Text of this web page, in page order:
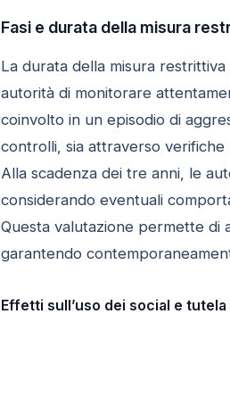
Fasi e durata della misura
La durata della misura
autorità di monitorare
coinvolto in un episodio di
controlli, sia attraverso verifiche
Alla scadenza dei tre anni, le
considerando eventuali
Questa valutazione permette di
garantendo
Effetti sull’uso dei social e